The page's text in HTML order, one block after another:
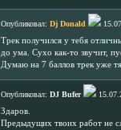
Опубликовал: Dj Donald
Трек получился у тебя
до ума. Сухо как-то звучит,
Думаю на 7 баллов трек уже
Опубликовал: DJ Bufer
Здаров.
Предыдущих твоих работ не